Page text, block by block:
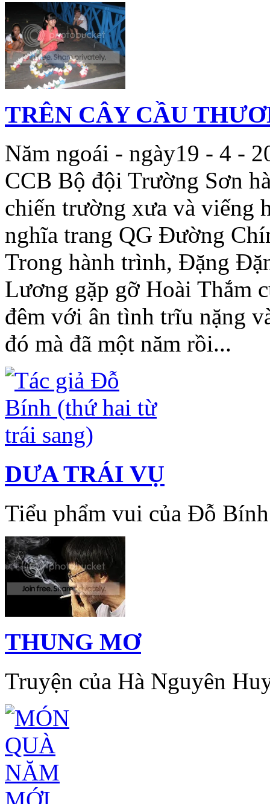
TRÊN CÂY CẦU
Năm ngoái - ngày19 - 4 -
CCB Bộ đội Trường Sơn
chiến trường xưa và viếng
nghĩa trang QG Đường
Trong hành trình, Đặng
Lương gặp gỡ Hoài Thắm
đêm với ân tình trĩu nặng
đó mà đã một năm rồi...
DƯA TRÁI VỤ
Tiểu phẩm vui của Đỗ Bính
THUNG MƠ
Truyện của Hà Nguyên